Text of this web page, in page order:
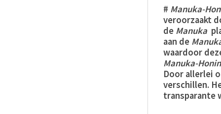
# Manuka-
veroorzaakt
de Manuka
aan de
waardoor
Manuka-
Door allerlei
verschillen.
transparante